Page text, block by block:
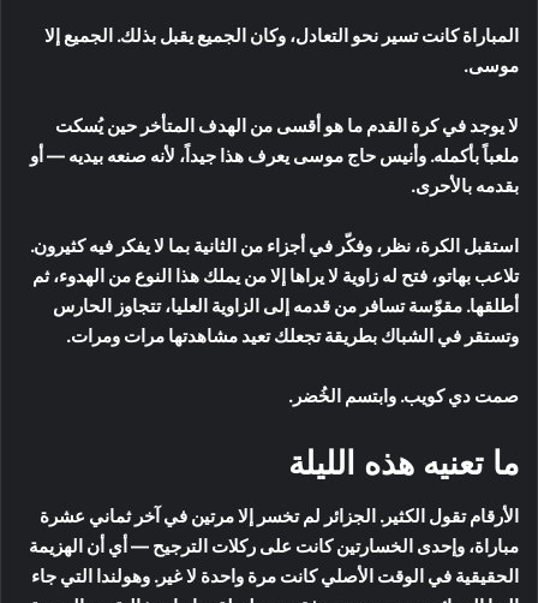
المباراة كانت تسير نحو التعادل، وكان الجميع يقبل بذلك. الجميع إلا
موسى.
لا يوجد في كرة القدم ما هو أقسى من الهدف المتأخر حين يُسكت
ملعباً بأكمله. وأنيس حاج موسى يعرف هذا جيداً، لأنه صنعه بيديه — أو
بقدمه بالأحرى.
استقبل الكرة، نظر، وفكّر في أجزاء من الثانية بما لا يفكر فيه كثيرون.
تلاعب بهاتو، فتح له زاوية لا يراها إلا من يملك هذا النوع من الهدوء، ثم
أطلقها. مقوّسة تسافر من قدمه إلى الزاوية العليا، تتجاوز الحارس
وتستقر في الشباك بطريقة تجعلك تعيد مشاهدتها مرات ومرات.
صمت دي كويب. وابتسم الخُضر.
ما تعنيه هذه الليلة
الأرقام تقول الكثير. الجزائر لم تخسر إلا مرتين في آخر ثماني عشرة
مباراة، وإحدى الخسارتين كانت على ركلات الترجيح — أي أن الهزيمة
الحقيقية في الوقت الأصلي كانت مرة واحدة لا غير. وهولندا التي جاء